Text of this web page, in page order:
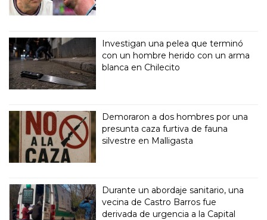
Investigan una pelea que terminó
con un hombre herido con un arma
blanca en Chilecito
Demoraron a dos hombres por una
presunta caza furtiva de fauna
silvestre en Malligasta
Durante un abordaje sanitario, una
vecina de Castro Barros fue
derivada de urgencia a la Capital